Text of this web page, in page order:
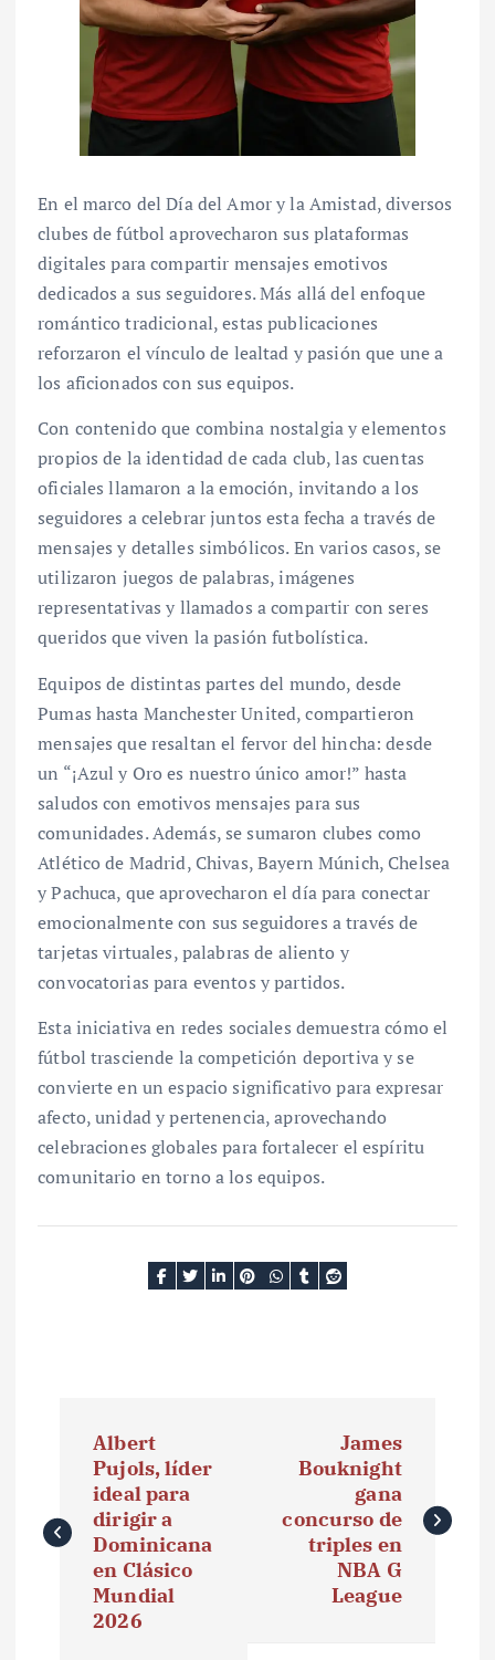
En el marco del Día del Amor y la Amistad, diversos
clubes de fútbol aprovecharon sus plataformas
digitales para compartir mensajes emotivos
dedicados a sus seguidores. Más allá del enfoque
romántico tradicional, estas publicaciones
reforzaron el vínculo de lealtad y pasión que une a
los aficionados con sus equipos.
Con contenido que combina nostalgia y elementos
propios de la identidad de cada club, las cuentas
oficiales llamaron a la emoción, invitando a los
seguidores a celebrar juntos esta fecha a través de
mensajes y detalles simbólicos. En varios casos, se
utilizaron juegos de palabras, imágenes
representativas y llamados a compartir con seres
queridos que viven la pasión futbolística.
Equipos de distintas partes del mundo, desde
Pumas hasta Manchester United, compartieron
mensajes que resaltan el fervor del hincha: desde
un “¡Azul y Oro es nuestro único amor!” hasta
saludos con emotivos mensajes para sus
comunidades. Además, se sumaron clubes como
Atlético de Madrid, Chivas, Bayern Múnich, Chelsea
y Pachuca, que aprovecharon el día para conectar
emocionalmente con sus seguidores a través de
tarjetas virtuales, palabras de aliento y
convocatorias para eventos y partidos.
Esta iniciativa en redes sociales demuestra cómo el
fútbol trasciende la competición deportiva y se
convierte en un espacio significativo para expresar
afecto, unidad y pertenencia, aprovechando
celebraciones globales para fortalecer el espíritu
comunitario en torno a los equipos.
v
e
Albert
Pujols, líder
ideal para
dirigir a
Dominicana
en Clásico
Mundial
2026
James
Bouknight
gana
concurso de
triples en
NBA G
League